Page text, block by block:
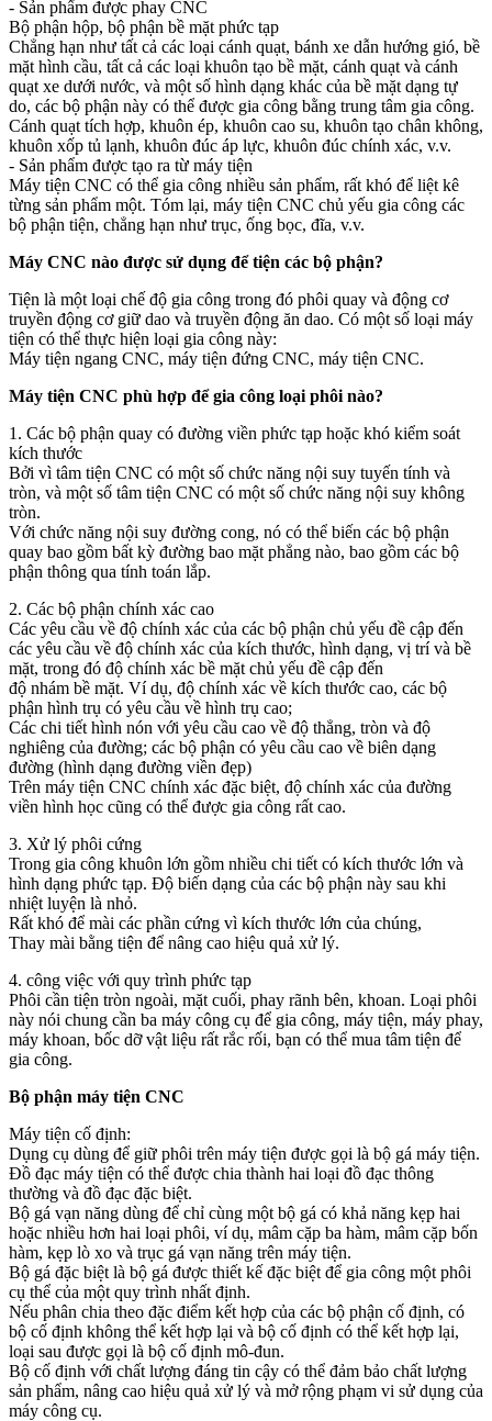
- Sản phẩm được phay CNC
Bộ phận hộp, bộ phận bề mặt phức tạp
Chẳng hạn như tất cả các loại cánh quạt, bánh xe dẫn hướng gió, bề
mặt hình cầu, tất cả các loại khuôn tạo bề mặt, cánh quạt và cánh
quạt xe dưới nước, và một số hình dạng khác của bề mặt dạng tự
do, các bộ phận này có thể được gia công bằng trung tâm gia công.
Cánh quạt tích hợp, khuôn ép, khuôn cao su, khuôn tạo chân không,
khuôn xốp tủ lạnh, khuôn đúc áp lực, khuôn đúc chính xác, v.v.
- Sản phẩm được tạo ra từ máy tiện
Máy tiện CNC có thể gia công nhiều sản phẩm, rất khó để liệt kê
từng sản phẩm một. Tóm lại, máy tiện CNC chủ yếu gia công các
bộ phận tiện, chẳng hạn như trục, ống bọc, đĩa, v.v.
Máy CNC nào được sử dụng để tiện các bộ phận?
Tiện là một loại chế độ gia công trong đó phôi quay và động cơ
truyền động cơ giữ dao và truyền động ăn dao. Có một số loại máy
tiện có thể thực hiện loại gia công này:
Máy tiện ngang CNC, máy tiện đứng CNC, máy tiện CNC.
Máy tiện CNC phù hợp để gia công loại phôi nào?
1. Các bộ phận quay có đường viền phức tạp hoặc khó kiểm soát
kích thước
Bởi vì tâm tiện CNC có một số chức năng nội suy tuyến tính và
tròn, và một số tâm tiện CNC có một số chức năng nội suy không
tròn.
Với chức năng nội suy đường cong, nó có thể biến các bộ phận
quay bao gồm bất kỳ đường bao mặt phẳng nào, bao gồm các bộ
phận thông qua tính toán lắp.
2. Các bộ phận chính xác cao
Các yêu cầu về độ chính xác của các bộ phận chủ yếu đề cập đến
các yêu cầu về độ chính xác của kích thước, hình dạng, vị trí và bề
mặt, trong đó độ chính xác bề mặt chủ yếu đề cập đến
độ nhám bề mặt. Ví dụ, độ chính xác về kích thước cao, các bộ
phận hình trụ có yêu cầu về hình trụ cao;
Các chi tiết hình nón với yêu cầu cao về độ thẳng, tròn và độ
nghiêng của đường; các bộ phận có yêu cầu cao về biên dạng
đường (hình dạng đường viền đẹp)
Trên máy tiện CNC chính xác đặc biệt, độ chính xác của đường
viền hình học cũng có thể được gia công rất cao.
3. Xử lý phôi cứng
Trong gia công khuôn lớn gồm nhiều chi tiết có kích thước lớn và
hình dạng phức tạp. Độ biến dạng của các bộ phận này sau khi
nhiệt luyện là nhỏ.
Rất khó để mài các phần cứng vì kích thước lớn của chúng,
Thay mài bằng tiện để nâng cao hiệu quả xử lý.
4. công việc với quy trình phức tạp
Phôi cần tiện tròn ngoài, mặt cuối, phay rãnh bên, khoan. Loại phôi
này nói chung cần ba máy công cụ để gia công, máy tiện, máy phay,
máy khoan, bốc dỡ vật liệu rất rắc rối, bạn có thể mua tâm tiện để
gia công.
Bộ phận máy tiện CNC
Máy tiện cố định:
Dụng cụ dùng để giữ phôi trên máy tiện được gọi là bộ gá máy tiện.
Đồ đạc máy tiện có thể được chia thành hai loại đồ đạc thông
thường và đồ đạc đặc biệt.
Bộ gá vạn năng dùng để chỉ cùng một bộ gá có khả năng kẹp hai
hoặc nhiều hơn hai loại phôi, ví dụ, mâm cặp ba hàm, mâm cặp bốn
hàm, kẹp lò xo và trục gá vạn năng trên máy tiện.
Bộ gá đặc biệt là bộ gá được thiết kế đặc biệt để gia công một phôi
cụ thể của một quy trình nhất định.
Nếu phân chia theo đặc điểm kết hợp của các bộ phận cố định, có
bộ cố định không thể kết hợp lại và bộ cố định có thể kết hợp lại,
loại sau được gọi là bộ cố định mô-đun.
Bộ cố định với chất lượng đáng tin cậy có thể đảm bảo chất lượng
sản phẩm, nâng cao hiệu quả xử lý và mở rộng phạm vi sử dụng của
máy công cụ.